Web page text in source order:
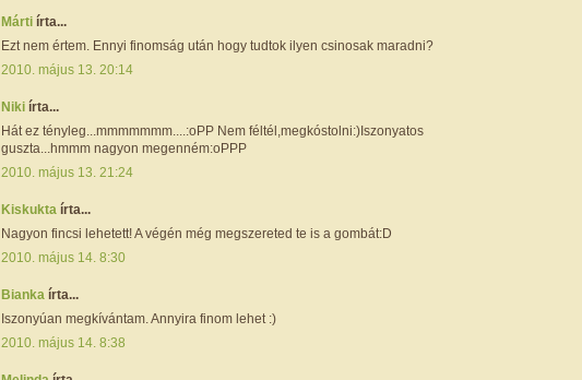
Márti írta...
Ezt nem értem. Ennyi finomság után hogy tudtok ilyen csinosak maradni?
2010. május 13. 20:14
Niki írta...
Hát ez tényleg...mmmmmmm....:oPP Nem féltél,megkóstolni:)Iszonyatos
guszta...hmmm nagyon megenném:oPPP
2010. május 13. 21:24
Kiskukta írta...
Nagyon fincsi lehetett! A végén még megszereted te is a gombát:D
2010. május 14. 8:30
Bianka írta...
Iszonyúan megkívántam. Annyira finom lehet :)
2010. május 14. 8:38